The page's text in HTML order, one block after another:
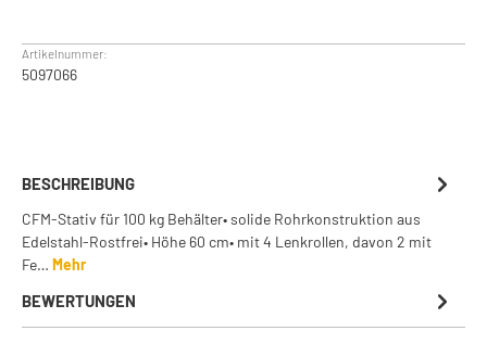
Artikelnummer:
5097066
BESCHREIBUNG
CFM-Stativ für 100 kg Behälter• solide Rohrkonstruktion aus
Edelstahl-Rostfrei• Höhe 60 cm• mit 4 Lenkrollen, davon 2 mit
Fe… Mehr
BEWERTUNGEN